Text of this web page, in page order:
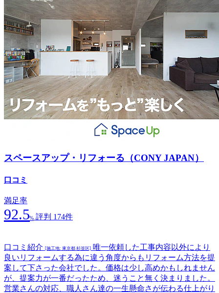
スペースアップ・リフォーる（CONY JAPAN）
口コミ
満足率
92.5% 評判 174件
口コミ紹介 [施工地: 東京都 杉並区] 唯一依頼した工事内容以外により
良いリフォームする為に違う角度からもリフォーム方法を提
案して下さった会社でした。価格は少し高めかもしれません
が、提案力が一番だったため、迷うこと無く決まりました。
営業さんの対応、職人さん達の一生懸命さが伝わる仕上がり